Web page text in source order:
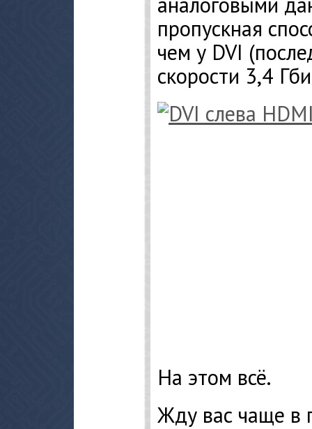
пропускная
чем у DVI
скорости 3,4
На этом всё.
Жду вас чаще в